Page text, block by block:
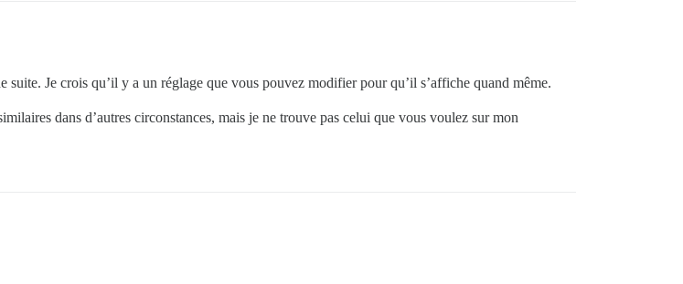
Je crois qu’il y a un réglage que vous pouvez modifier pour qu’il s’affiche quand même.
dans d’autres circonstances, mais je ne trouve pas celui que vous voulez sur mon